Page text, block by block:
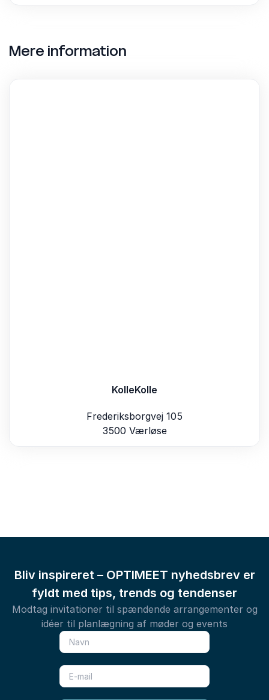
Mere information
KolleKolle
Frederiksborgvej 105
3500 Værløse
Bliv inspireret – OPTIMEET nyhedsbrev er
fyldt med tips, trends og tendenser
Modtag invitationer til spændende arrangementer og
idéer til planlægning af møder og events